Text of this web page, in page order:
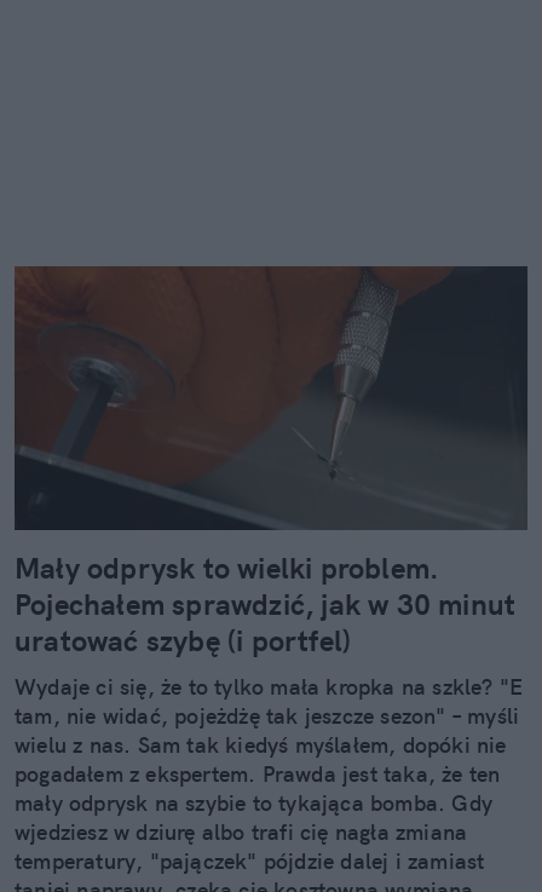
Mały odprysk to wielki problem.
Pojechałem sprawdzić, jak w 30 minut
uratować szybę (i portfel)
Wydaje ci się, że to tylko mała kropka na szkle? "E
tam, nie widać, pojeżdżę tak jeszcze sezon" – myśli
wielu z nas. Sam tak kiedyś myślałem, dopóki nie
pogadałem z ekspertem. Prawda jest taka, że ten
mały odprysk na szybie to tykająca bomba. Gdy
wjedziesz w dziurę albo trafi cię nagła zmiana
temperatury, "pajączek" pójdzie dalej i zamiast